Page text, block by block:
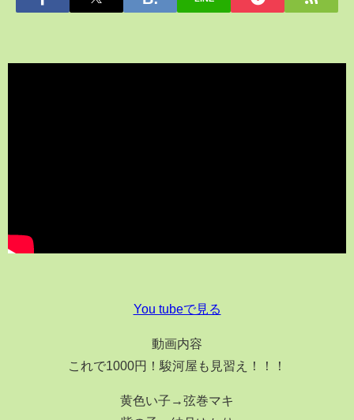
You tubeで見る
動画内容
これで1000円！駿河屋も見習え！！！
黄色い子→弦巻マキ